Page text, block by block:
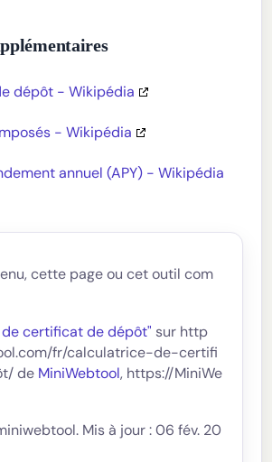
dépôt - Wikipédia
- Wikipédia
annuel (APY) - Wikipédia
cette page ou cet outil com
certificat de dépôt" sur http
fr/calculatrice-de-certifi
de MiniWebtool, https://MiniWe
Mis à jour : 06 fév. 20